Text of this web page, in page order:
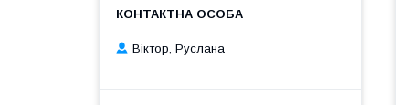
Віктор, Руслана